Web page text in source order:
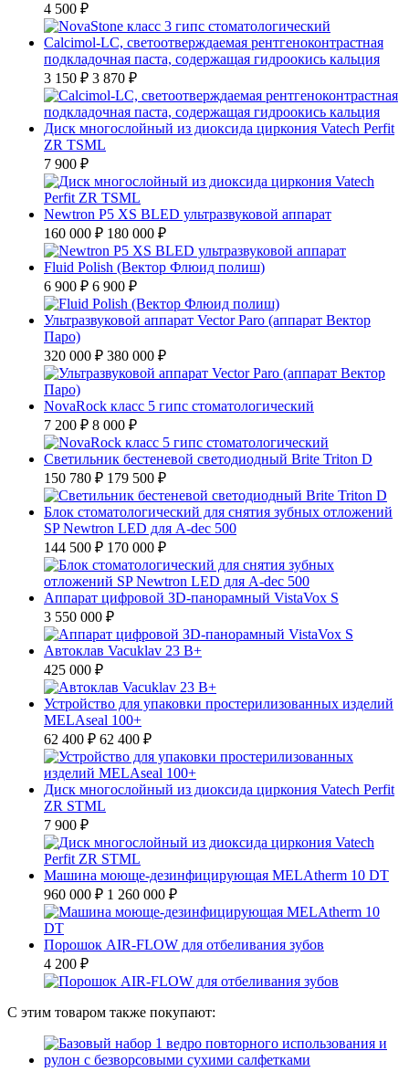
4 500 ₽
Calcimol-LC, светоотверждаемая рентгеноконтрастная
подкладочная паста, содержащая гидроокись кальция
3 150 ₽ 3 870 ₽
Диск многослойный из диоксида циркония Vatech Perfit
ZR TSML
7 900 ₽
Newtron P5 XS BLED ультразвуковой аппарат
160 000 ₽ 180 000 ₽
Fluid Polish (Вектор Флюид полиш)
6 900 ₽ 6 900 ₽
Ультразвуковой аппарат Vector Paro (аппарат Вектор
Паро)
320 000 ₽ 380 000 ₽
NovaRock класс 5 гипс стоматологический
7 200 ₽ 8 000 ₽
Светильник бестеневой светодиодный Brite Triton D
150 780 ₽ 179 500 ₽
Блок стоматологический для снятия зубных отложений
SP Newtron LED для A-dec 500
144 500 ₽ 170 000 ₽
Аппарат цифровой ЗD-панорамный VistaVox S
3 550 000 ₽
Автоклав Vacuklav 23 B+
425 000 ₽
Устройство для упаковки простерилизованных изделий
MELAseal 100+
62 400 ₽ 62 400 ₽
Диск многослойный из диоксида циркония Vatech Perfit
ZR STML
7 900 ₽
Машина моюще-дезинфицирующая MELAtherm 10 DT
960 000 ₽ 1 260 000 ₽
Порошок AIR-FLOW для отбеливания зубов
4 200 ₽
С этим товаром также покупают: